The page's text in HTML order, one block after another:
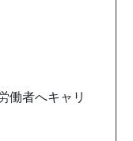
働者へキャリ